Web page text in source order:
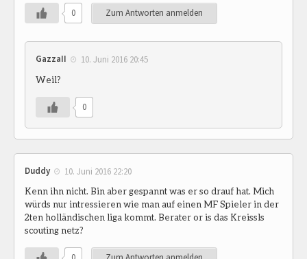
0 Zum Antworten anmelden
GazzaII 10. Juni 2016 20:45
Weil?
0
Duddy 10. Juni 2016 22:20
Kenn ihn nicht. Bin aber gespannt was er so drauf hat. Mich
würds nur intressieren wie man auf einen MF Spieler in der
2ten holländischen liga kommt. Berater or is das Kreissls
scouting netz?